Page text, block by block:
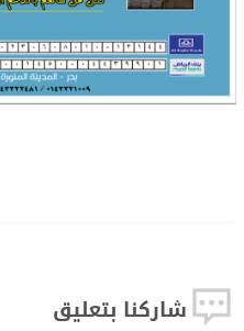
شاركنا بتعليق